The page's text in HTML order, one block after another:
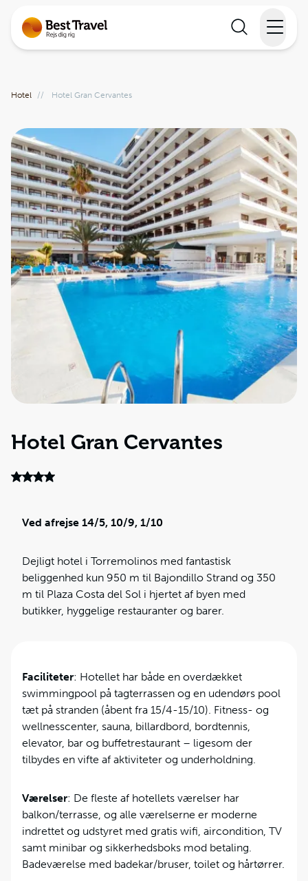
Rejsekalender
Inspiration
Information
Min Rejse
Hotel // Hotel Gran Cervantes
Hotel Gran Cervantes
Ved afrejse 14/5, 10/9, 1/10
Dejligt hotel i Torremolinos med fantastisk
beliggenhed kun 950 m til Bajondillo Strand og 350
m til Plaza Costa del Sol i hjertet af byen med
butikker, hyggelige restauranter og barer.
Faciliteter: Hotellet har både en overdækket
swimmingpool på tagterrassen og en udendørs pool
tæt på stranden (åbent fra 15/4-15/10). Fitness- og
wellnesscenter, sauna, billardbord, bordtennis,
elevator, bar og buffetrestaurant – ligesom der
tilbydes en vifte af aktiviteter og underholdning.
Værelser: De fleste af hotellets værelser har
balkon/terrasse, og alle værelserne er moderne
indrettet og udstyret med gratis wifi, aircondition, TV
samt minibar og sikkerhedsboks mod betaling.
Badeværelse med badekar/bruser, toilet og hårtørrer.